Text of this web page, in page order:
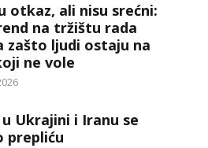
otkaz, ali nisu srećni:
na tržištu rada
zašto ljudi ostaju na
ne vole
Ukrajini i Iranu se
prepliću